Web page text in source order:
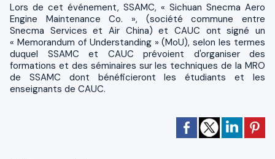
Lors de cet événement, SSAMC, « Sichuan Snecma Aero
Engine Maintenance Co. », (société commune entre
Snecma Services et Air China) et CAUC ont signé un
« Memorandum of Understanding » (MoU), selon les termes
duquel SSAMC et CAUC prévoient d'organiser des
formations et des séminaires sur les techniques de la MRO
de SSAMC dont bénéficieront les étudiants et les
enseignants de CAUC.